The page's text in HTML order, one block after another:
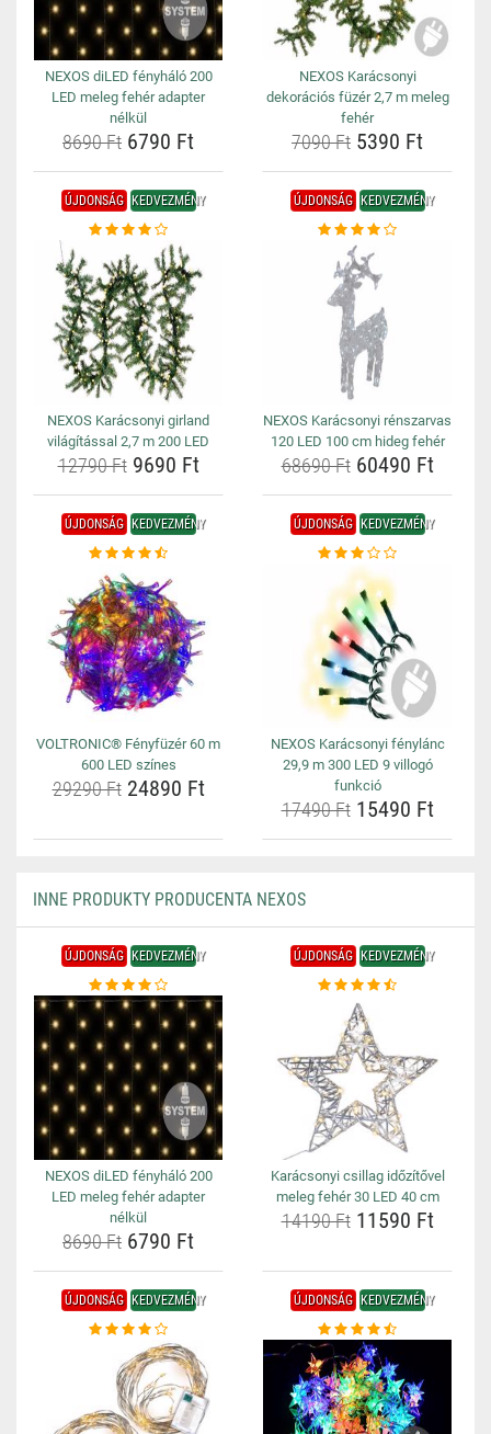
NEXOS diLED fényháló 200
LED meleg fehér adapter
nélkül
8690 Ft 6790 Ft
NEXOS Karácsonyi
dekorációs füzér 2,7 m meleg
fehér
7090 Ft 5390 Ft
ÚJDONSÁG KEDVEZMÉNY
NEXOS Karácsonyi girland
világítással 2,7 m 200 LED
12790 Ft9690 Ft
ÚJDONSÁG KEDVEZMÉNY
NEXOS Karácsonyi rénszarvas
120 LED 100 cm hideg fehér
68690 Ft60490 Ft
ÚJDONSÁG KEDVEZMÉNY
VOLTRONIC® Fényfüzér 60 m
600 LED színes
29290 Ft24890 Ft
ÚJDONSÁG KEDVEZMÉNY
NEXOS Karácsonyi fénylánc
29,9 m 300 LED 9 villogó
funkció
17490 Ft15490 Ft
INNE PRODUKTY PRODUCENTA NEXOS
ÚJDONSÁG KEDVEZMÉNY
NEXOS diLED fényháló 200
LED meleg fehér adapter
nélkül
8690 Ft 6790 Ft
ÚJDONSÁG KEDVEZMÉNY
Karácsonyi csillag időzítővel
meleg fehér 30 LED 40 cm
14190 Ft11590 Ft
ÚJDONSÁG KEDVEZMÉNY ÚJDONSÁG KEDVEZMÉNY